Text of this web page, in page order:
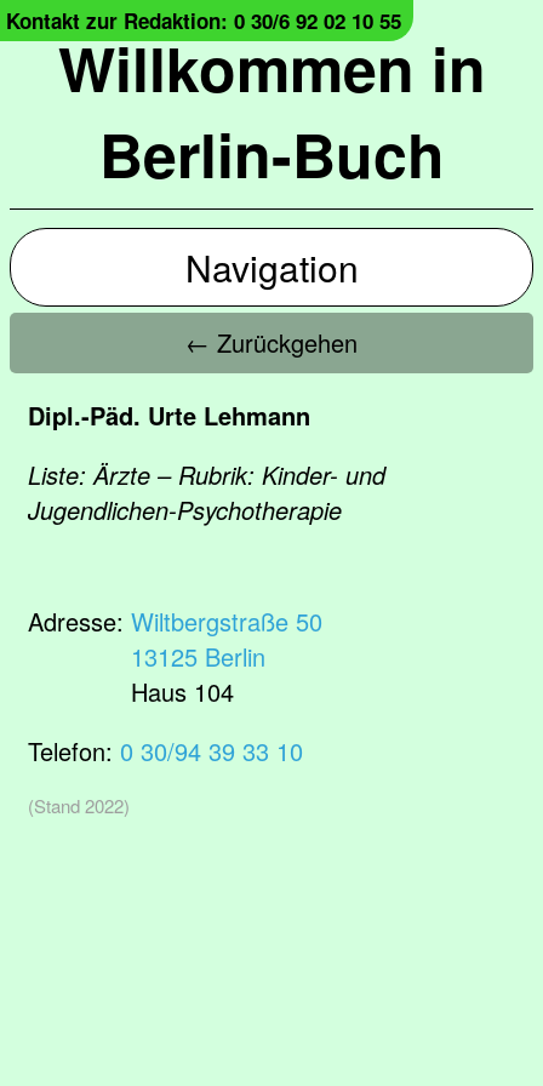
Willkommen in
Berlin-Buch
Kontakt zur Redaktion: 0 30/6 92 02 10 55
Navigation
← Zurückgehen
Dipl.-Päd. Urte Lehmann
Liste: Ärzte – Rubrik: Kinder- und
Jugendlichen-Psychotherapie
Adresse: Wiltbergstraße 50
13125 Berlin
Haus 104
Telefon: 0 30/94 39 33 10
(Stand 2022)